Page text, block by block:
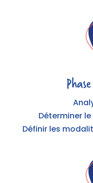
Déterminer
Définir les